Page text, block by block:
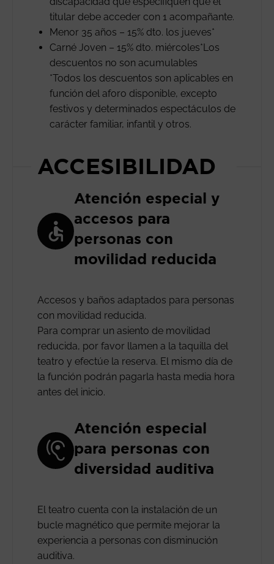
titular debe acceder con 1 acompañante.
Menor 35 años – 15% dto. los jueves*
Carné Joven – 15% dto. miércoles*Los
descuentos no son acumulables
*Todos los descuentos son aplicables en
función del aforo disponible, excepto
festivos y determinados espectáculos de
carácter familiar, infantil y otros.
ACCESIBILIDAD
Atención especial y
accesos para
personas con
movilidad reducida
Accesos y baños adaptados para personas
con movilidad reducida.
Para comprar un asiento de movilidad
reducida, por favor llamen a la taquilla del
teatro y efectúe la reserva. El mismo día de
la función podrán pagarla hasta media hora
antes del inicio.
Atención especial
para personas con
diversidad auditiva
El teatro cuenta con la instalación de un
bucle magnético que permite mejorar la
experiencia a personas con disminución
auditiva.